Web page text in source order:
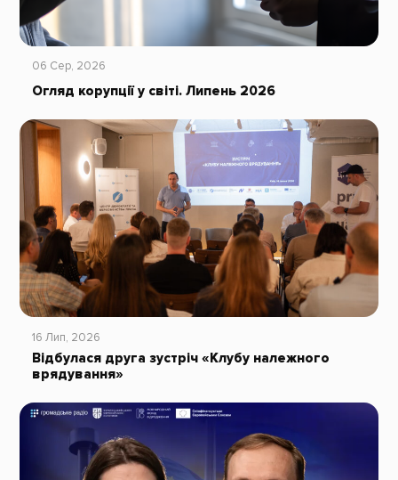
06 Сер, 2026
Огляд корупції у світі. Липень 2026
16 Лип, 2026
Відбулася друга зустріч «Клубу належного
врядування»